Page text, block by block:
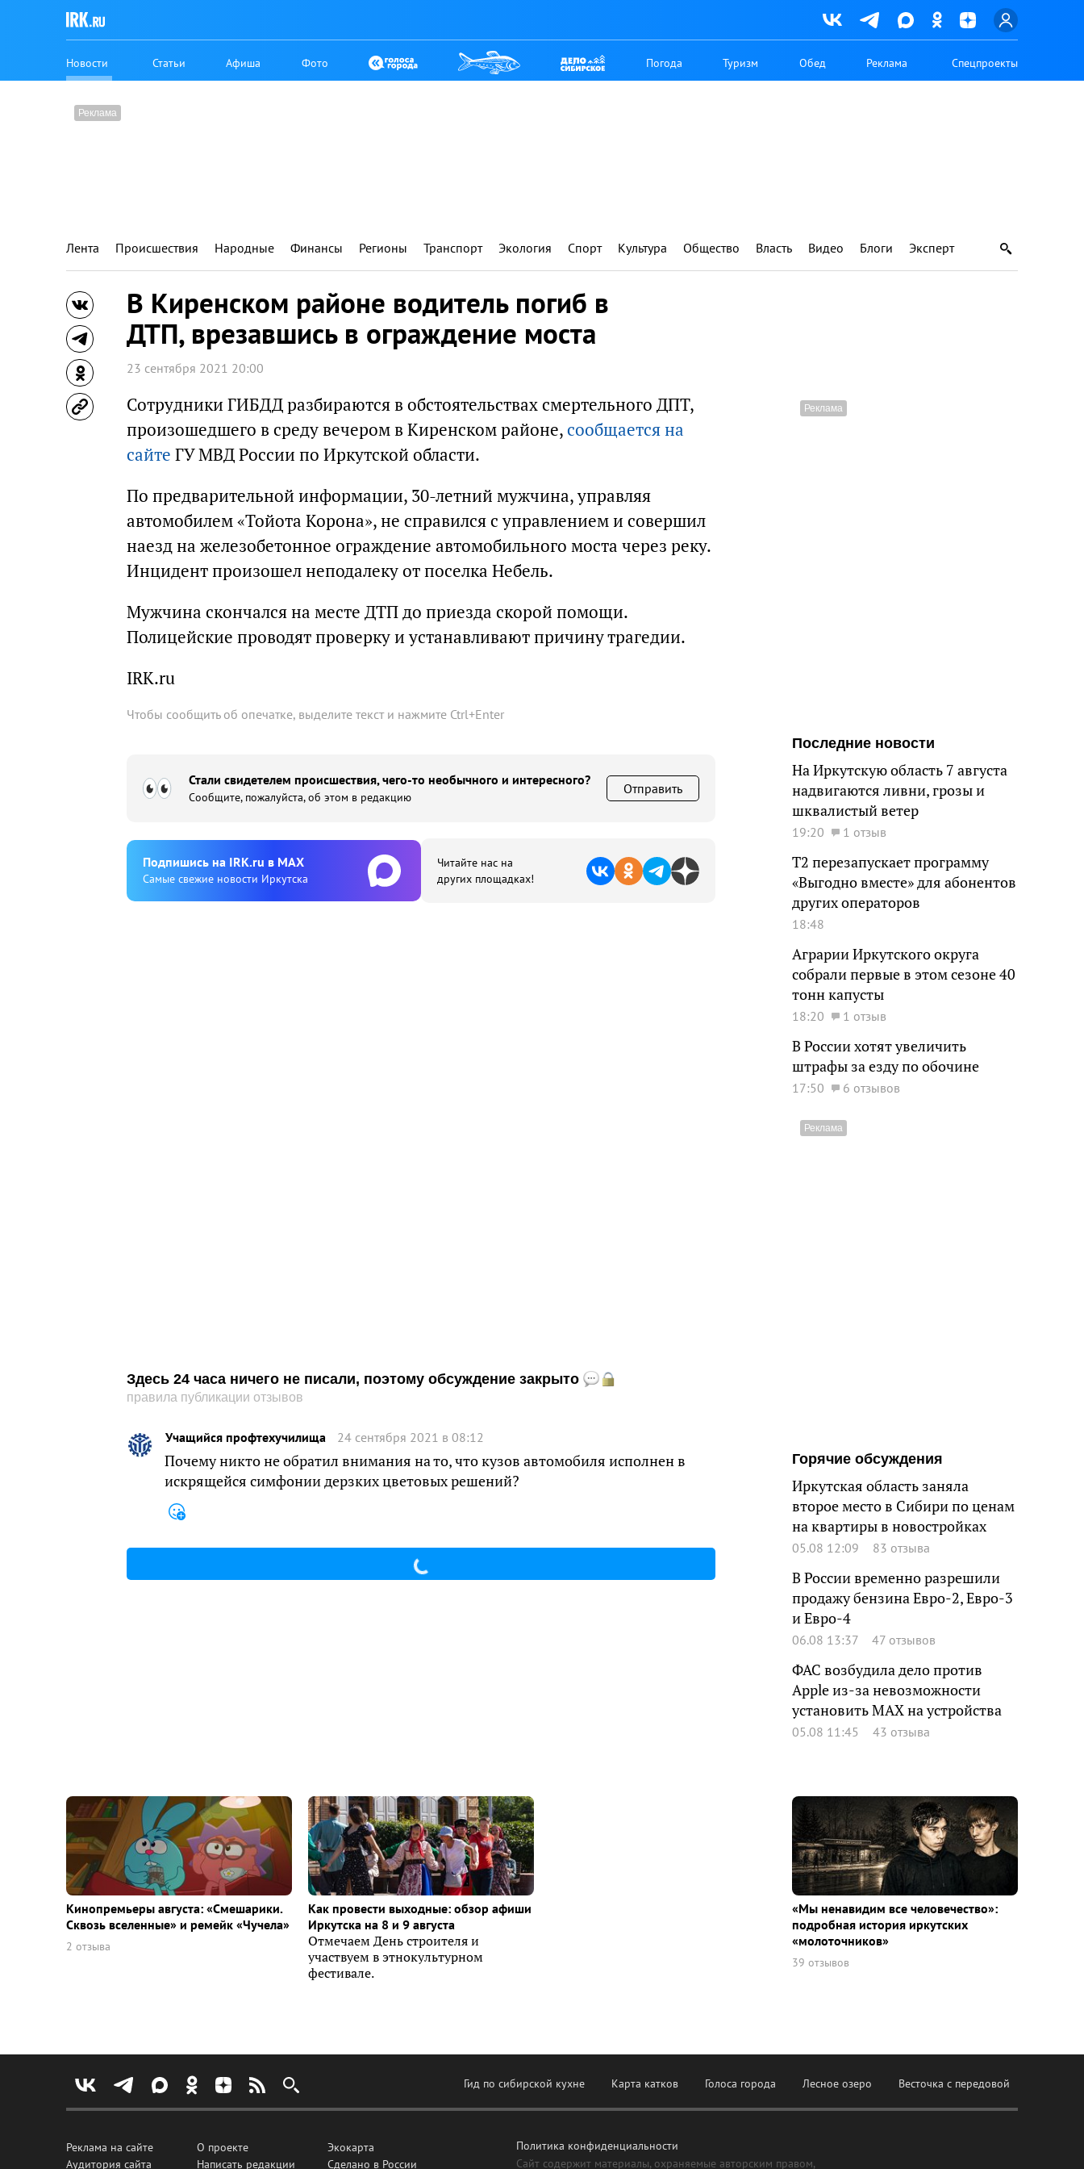
Новости Статьи Афиша Фото Погода Туризм Обед Реклама Спецпроекты
Лента Происшествия Народные Финансы Регионы Транспорт Экология Спорт Культура Общество Власть Видео Блоги Эксперт
В Киренском районе водитель погиб в
ДТП, врезавшись в ограждение моста
23 сентября 2021 20:00
Сотрудники ГИБДД разбираются в обстоятельствах смертельного ДПТ,
произошедшего в среду вечером в Киренском районе,сообщается на
сайте ГУ МВД России по Иркутской области.
По предварительной информации, 30-летний мужчина, управляя
автомобилем «Тойота Корона», не справился с управлением и совершил
наезд на железобетонное ограждение автомобильного моста через реку.
Инцидент произошел неподалеку от поселка Небель.
Мужчина скончался на месте ДТП до приезда скорой помощи.
Полицейские проводят проверку и устанавливают причину трагедии.
IRK.ru
Чтобы сообщить об опечатке, выделите текст и нажмите Ctrl+Enter
Стали свидетелем происшествия, чего-то необычного и интересного?
Сообщите, пожалуйста, об этом в редакцию
Отправить
Подпишиcь на IRK.ru в MAX
Cамые свежие новости Иркутска
Читайте нас на
других площадках!
Здесь 24 часа ничего не писали, поэтому обсуждение закрыто
правила публикации отзывов
Учащийся профтехучилища 24 сентября 2021 в 08:12
Почему никто не обратил внимания на то, что кузов автомобиля исполнен в
искрящейся симфонии дерзких цветовых решений?
Последние новости
На Иркутскую область 7 августа
надвигаются ливни, грозы и
шквалистый ветер
19:20 1 отзыв
Т2 перезапускает программу
«Выгодно вместе» для абонентов
других операторов
18:48
Аграрии Иркутского округа
собрали первые в этом сезоне 40
тонн капусты
18:20 1 отзыв
В России хотят увеличить
штрафы за езду по обочине
17:50 6 отзывов
Горячие обсуждения
Иркутская область заняла
второе место в Сибири по ценам
на квартиры в новостройках
05.08 12:09 83 отзыва
В России временно разрешили
продажу бензина Евро-2, Евро-3
и Евро-4
06.08 13:37 47 отзывов
ФАС возбудила дело против
Apple из-за невозможности
установить MAX на устройства
05.08 11:45 43 отзыва
Кинопремьеры августа: «Смешарики.
Сквозь вселенные» и ремейк «Чучела»
2 отзыва
Как провести выходные: обзор афиши
Иркутска на 8 и 9 августа
Отмечаем День строителя и
участвуем в этнокультурном
фестивале.
«Мы ненавидим все человечество»:
подробная история иркутских
«молоточников»
39 отзывов
Гид по сибирской кухне Карта катков Голоса города Лесное озеро Весточка с передовой
Реклама на сайте
Аудитория сайта
О проекте
Написать редакции
Экокарта
Сделано в России
Политика конфиденциальности
Сайт содержит материалы, охраняемые авторским правом,